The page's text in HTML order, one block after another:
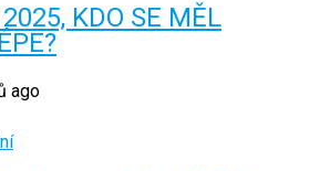
KDO SE MĚL
ago